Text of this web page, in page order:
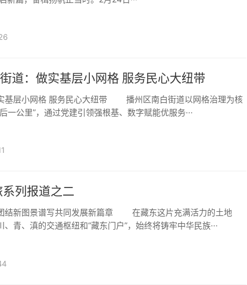
道：做实基层小网格 服务民心大纽带
基层小网格 服务民心大纽带 播州区南白街道以网格治理为核
一公里”，通过党建引领强根基、数字赋能优服务···
列报道之二
结新图景谱写共同发展新篇章 在藏东这片充满活力的土地
、青、滇的交通枢纽和“藏东门户”，始终将铸牢中华民族···